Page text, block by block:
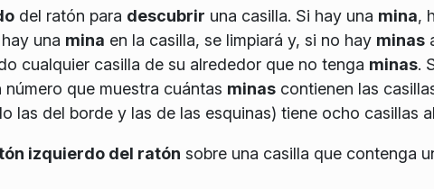
del ratón para descubrir una casilla. Si hay una mina,
una mina en la casilla, se limpiará y, si no hay minas
cualquier casilla de su alrededor que no tenga minas.
que muestra cuántas minascontienen las
las del borde y las de las esquinas) tiene ocho casillas
izquierdo del ratón sobre una casilla que contenga